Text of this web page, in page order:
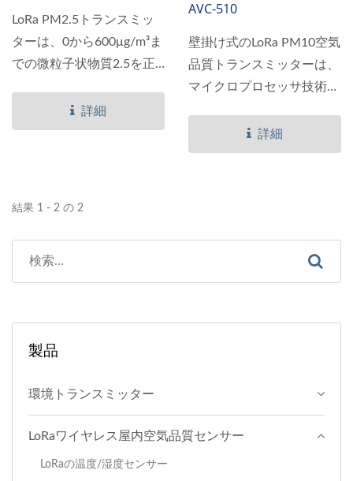
LoRa PM2.5トランスミッ
ターは、0から600μg/m³ま
での微粒子状物質2.5を正
LoRaセンサーノードです。
高度なレーザー散乱センシ
像度を備えています。ま
た、明るいLCDディスプレ
イは、ユーザーが現地でデ
詳細
AVC-510
壁掛け式のLoRa PM10空気
品質トランスミッターは、
マイクロプロセッサ技術と
技術を採用しており、信頼
性と安定性のあるPM10の
Semtechの長距離・低消費
電力ワイヤレス接続を利用
し、PM10トランスミッタ
詳細
結果 1 - 2 の 2
製品
環境トランスミッター
LoRaワイヤレス屋内空気品質センサー
LoRaの温度/湿度センサー